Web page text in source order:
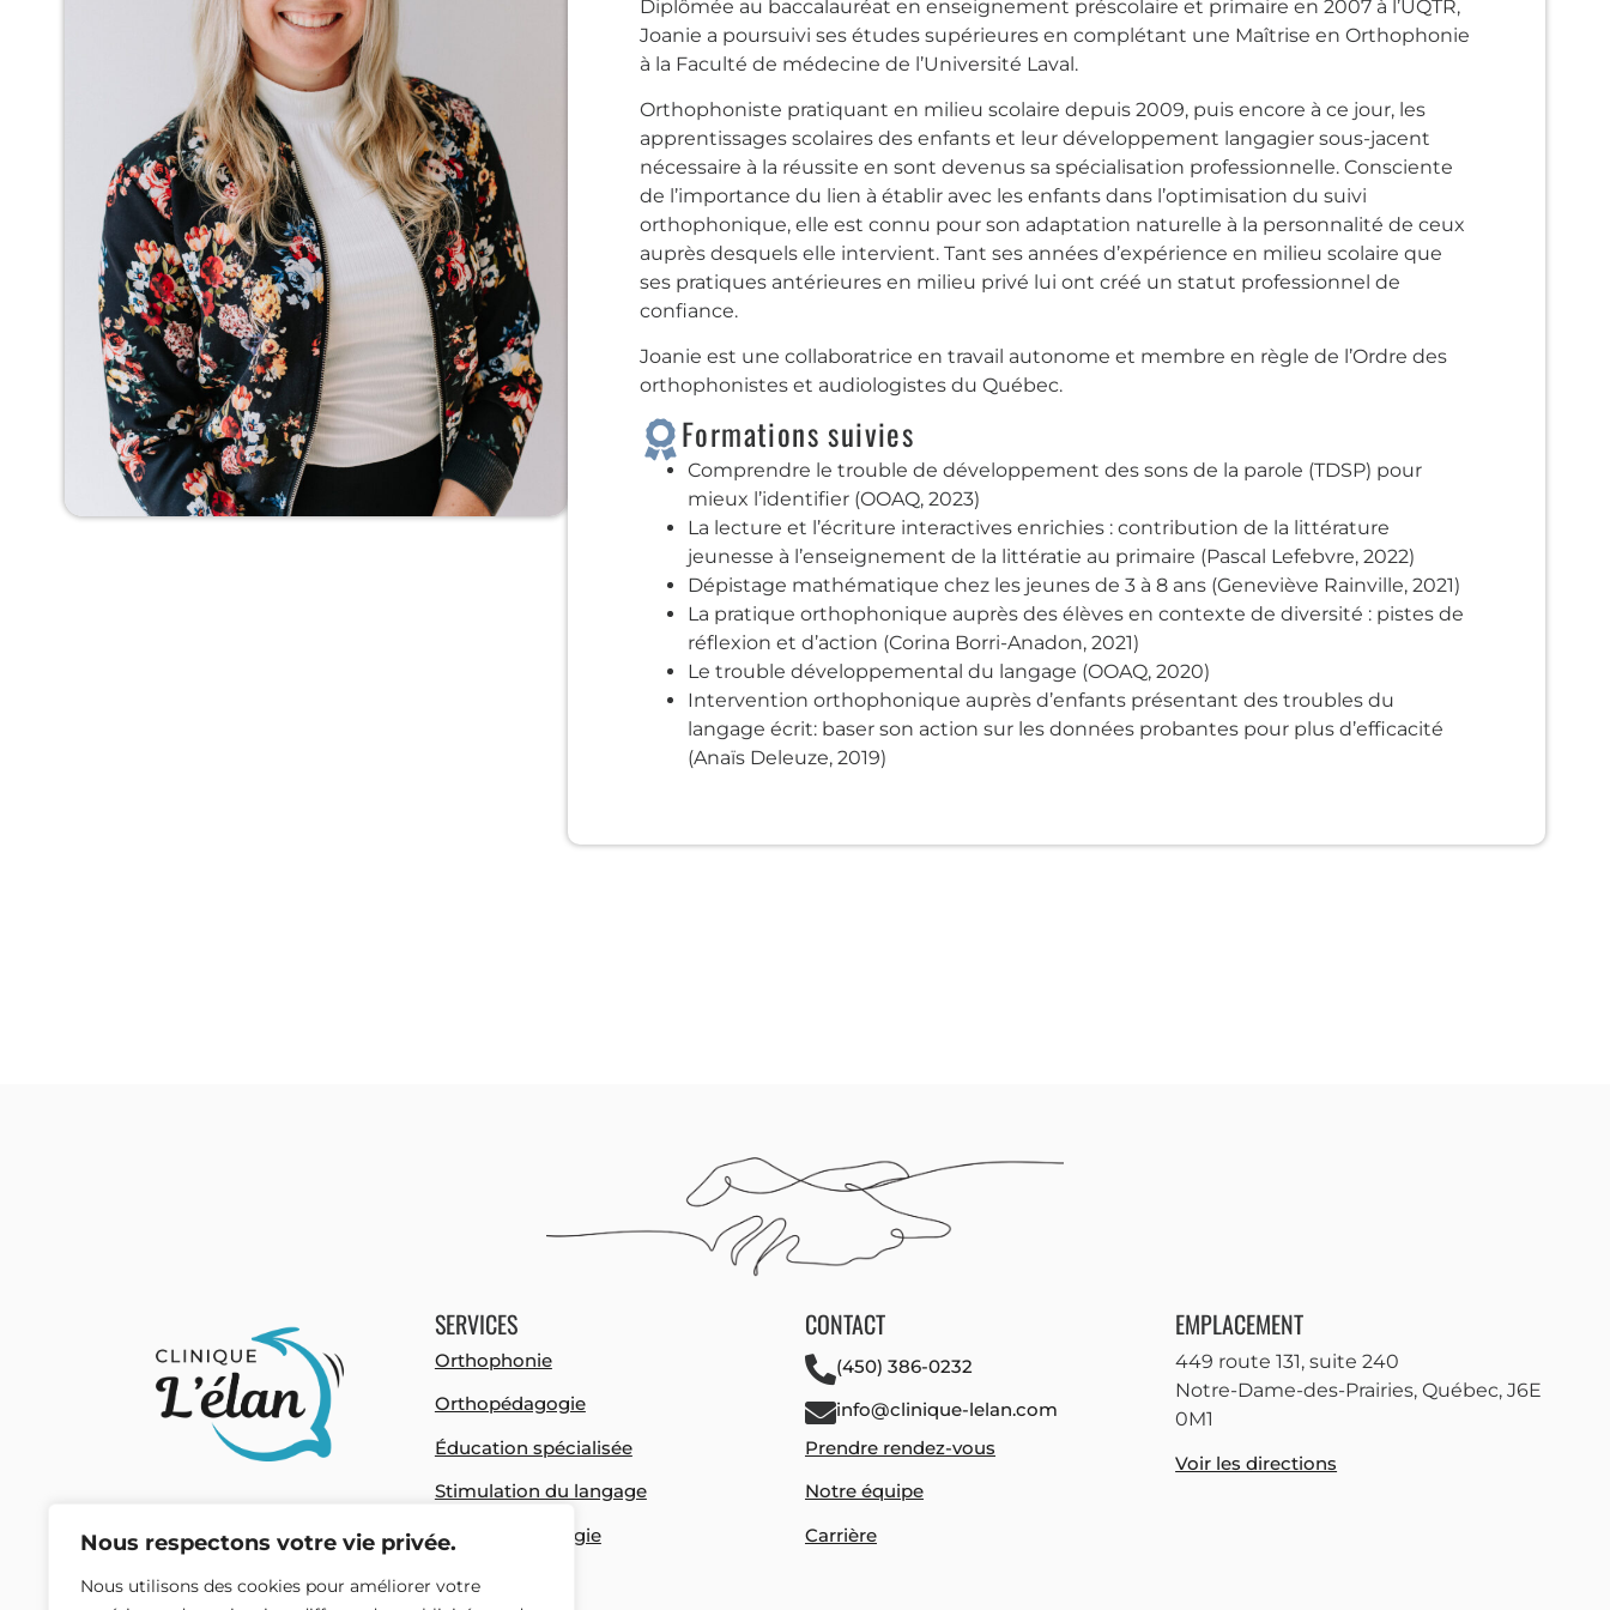
Nous respectons votre vie privée.
Nous utilisons des cookies pour améliorer votre
Diplômée au baccalauréat en enseignement préscolaire et primaire en 2007 à l’UQTR,
Joanie a poursuivi ses études supérieures en complétant une Maîtrise en Orthophonie
à la Faculté de médecine de l’Université Laval.
Orthophoniste pratiquant en milieu scolaire depuis 2009, puis encore à ce jour, les
apprentissages scolaires des enfants et leur développement langagier sous-jacent
nécessaire à la réussite en sont devenus sa spécialisation professionnelle. Consciente
de l’importance du lien à établir avec les enfants dans l’optimisation du suivi
orthophonique, elle est connu pour son adaptation naturelle à la personnalité de ceux
auprès desquels elle intervient. Tant ses années d’expérience en milieu scolaire que
ses pratiques antérieures en milieu privé lui ont créé un statut professionnel de
confiance.
Joanie est une collaboratrice en travail autonome et membre en règle de l’Ordre des
orthophonistes et audiologistes du Québec.
Formations suivies
Comprendre le trouble de développement des sons de la parole (TDSP) pour
mieux l’identifier (OOAQ, 2023)
La lecture et l’écriture interactives enrichies : contribution de la littérature
jeunesse à l’enseignement de la littératie au primaire (Pascal Lefebvre, 2022)
Dépistage mathématique chez les jeunes de 3 à 8 ans (Geneviève Rainville, 2021)
La pratique orthophonique auprès des élèves en contexte de diversité : pistes de
réflexion et d’action (Corina Borri-Anadon, 2021)
Le trouble développemental du langage (OOAQ, 2020)
Intervention orthophonique auprès d’enfants présentant des troubles du
langage écrit: baser son action sur les données probantes pour plus d’efficacité
(Anaïs Deleuze, 2019)
SERVICES
Orthophonie
Orthopédagogie
Éducation spécialisée
Stimulation du langage
Neuropsychologie
Blogue
CONTACT
(450) 386-0232
info@clinique-lelan.com
Prendre rendez-vous
Notre équipe
Carrière
EMPLACEMENT
449 route 131, suite 240
Notre-Dame-des-Prairies, Québec, J6E
0M1
Voir les directions